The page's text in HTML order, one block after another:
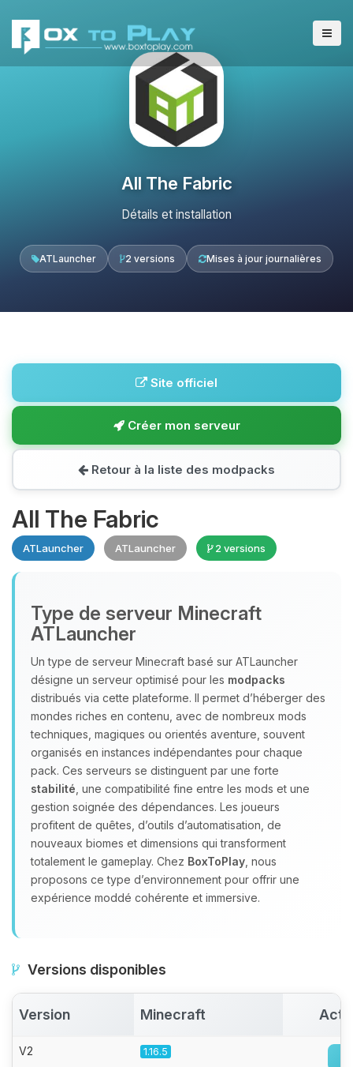
All The Fabric
Détails et installation
ATLauncher 2 versions Mises à jour journalières
Site officiel
Créer mon serveur
Retour à la liste des modpacks
All The Fabric
ATLauncher ATLauncher 2 versions
Type de serveur Minecraft
ATLauncher
Un type de serveur Minecraft basé sur ATLauncher
désigne un serveur optimisé pour les modpacks
distribués via cette plateforme. Il permet d’héberger des
mondes riches en contenu, avec de nombreux mods
techniques, magiques ou orientés aventure, souvent
organisés en instances indépendantes pour chaque
pack. Ces serveurs se distinguent par une forte
stabilité , une compatibilité fine entre les mods et une
gestion soignée des dépendances. Les joueurs
profitent de quêtes, d’outils d’automatisation, de
nouveaux biomes et dimensions qui transforment
totalement le gameplay. Chez BoxToPlay , nous
proposons ce type d’environnement pour offrir une
expérience moddé cohérente et immersive.
Versions disponibles
Version Minecraft
V2 1.16.5
Youpi, enfin quelqu’un pour me
parler ! Moi c’est Choupy, ton petit
assistant BoxToPlay. Dis-moi ce dont
tu as besoin et je vais remuer mes
petits circuits pour t’aider.
08/08/2026 à 02:56